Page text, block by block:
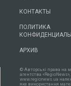
КОНТАКТЫ
ПОЛИТИКА
АРХИВ
© Авторські права на
агентства
www.regionews.ua
яке використання